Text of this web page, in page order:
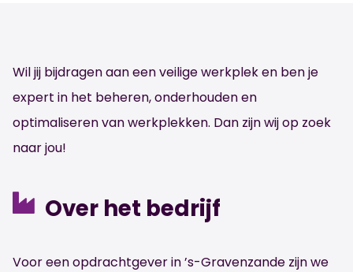
Wil jij bijdragen aan een veilige werkplek en ben je
expert in het beheren, onderhouden en
optimaliseren van werkplekken. Dan zijn wij op zoek
naar jou!
Over het bedrijf
Voor een opdrachtgever in ’s-Gravenzande zijn we